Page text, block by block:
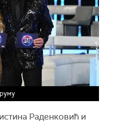
Раденковић и